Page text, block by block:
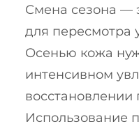
Смена сезона —
для пересмотра
Осенью кожа
интенсивном
восстановлении
Использование